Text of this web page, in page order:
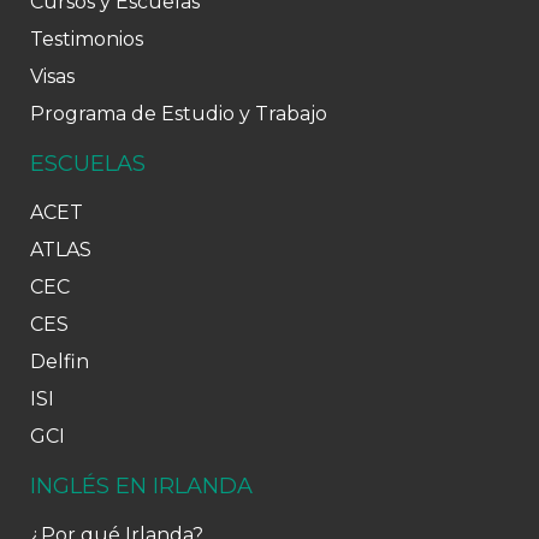
Testimonios
Visas
Programa de Estudio y Trabajo
ESCUELAS
ACET
ATLAS
CEC
CES
Delfin
ISI
GCI
INGLÉS EN IRLANDA